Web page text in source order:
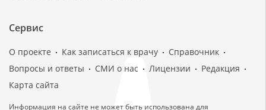
Сервис
О проекте Как записаться к врачу
Справочник
Вопросы и ответы
СМИ о нас Лицензии
Редакция
Карта сайта
Информация на сайте не может быть использована для